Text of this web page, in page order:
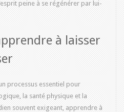
peine à se régénérer par lui-
à laisser
processus essentiel pour
la santé physique et la
souvent exigeant, apprendre à